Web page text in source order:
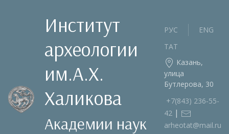
Институт
археологии
им.А.Х.
Халикова
Академии наук
РУС
ENG
ТАТ
Казань,
улица
Бутлерова, 30
+7(843) 236‑55-
42 |
arheotat@mail.ru